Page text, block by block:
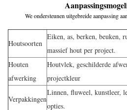
We ondersteunen uitgebreide aanpassing
Houtsoorten
Eiken, as, berken, beuken,
massief hout per project.
Houten
afwerking
Houtvlek, geschilderde
projectkleur
Verpakkingen
Linnen, fluweel, kunstleer,
opties.